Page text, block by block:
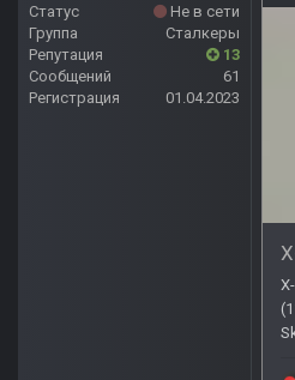
Статус
Не в сети
Группа
Сталкеры
Репутация
13
Сообщений
61
Регистрация
01.04.2023